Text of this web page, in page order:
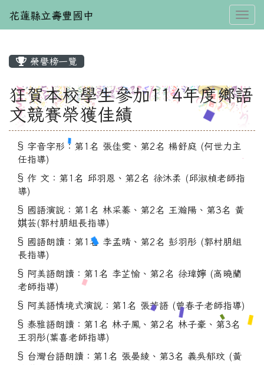
花蓮縣立壽豐國中
榮譽榜一覽
狂賀本校學生參加114年度鄉語
文競賽榮獲佳績
§ 字音字形：第1名 張佳雯、第2名 楊舒庭 (何世力主
任指導)
§ 作 文：第1名 邱羽恩、第2名 徐沐柔 (邱淑楨老師指
導)
§ 國語演說：第1名 林采蓁、第2名 王瀚陽、第3名 黃
娸芸(郭村朋組長指導)
§ 國語朗讀：第1名 李孟晴、第2名 彭羽彤 (郭村朋組
長指導)
§ 阿美語朗讀：第1名 李芷愉、第2名 徐瑋嬣 (高曉蘭
老師指導)
§ 阿美語情境式演說：第1名 張芳語 (曾春子老師指導)
§ 泰雅語朗讀：第1名 林子鳳、第2名 林子豪、第3名
王羽彤(葉喜老師指導)
§ 台灣台語朗讀：第1名 張晏綾、第3名 義吳郁玟 (黃